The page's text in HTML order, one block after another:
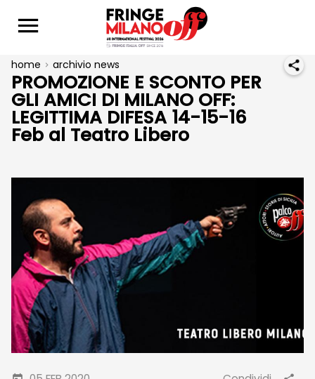
home archivio news
PROMOZIONE E SCONTO PER
GLI AMICI DI MILANO OFF:
LEGITTIMA DIFESA 14-15-16
Feb al Teatro Libero